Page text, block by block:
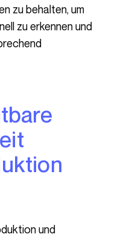
zu behalten, um
zu erkennen und